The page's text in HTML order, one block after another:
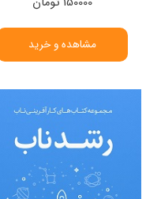
مشاهده و خرید